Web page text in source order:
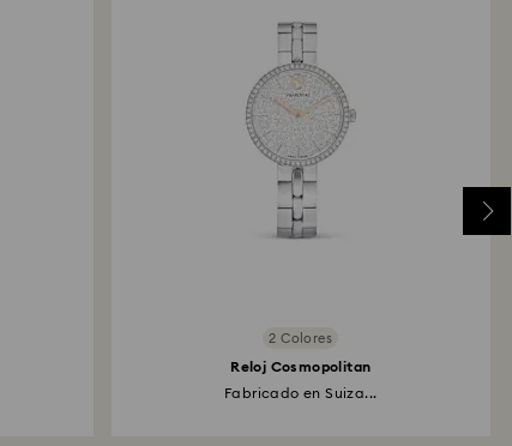
2 Colores
Reloj Cosmopolitan
Fabricado en Suiza...